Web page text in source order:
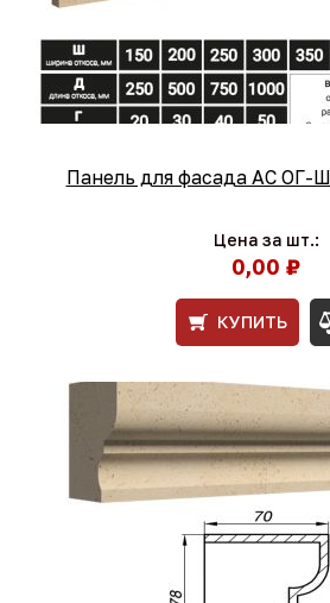
Панель для фасада AС
Цена за шт.:
0,00 ₽
КУПИТЬ